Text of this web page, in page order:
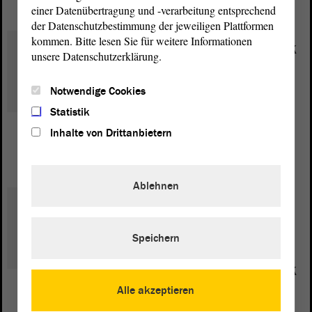
Innenpolitik, Kommunalpolitik
und Kommunalfinanzen,
Bevölkerungsschutz -
Feuerwehr, Rettungs- dienst,
Zivil- und Katastrophenschutz
Stadtentwicklung/
Stadtumbau, Wohnungspolitik
(Mieten)
Guido Henke
einer Datenübertragung und -verarbeitung entsprechend
der Datenschutzbestimmung der jeweiligen Plattformen
kommen. Bitte lesen Sie für weitere Informationen
unsere Datenschutzerklärung.
Notwendige Cookies
Statistik
Inhalte von Drittanbietern
Alle akzeptieren
Ablehnen
Speichern